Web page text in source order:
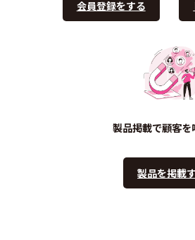
会員登録をする
製品掲載で顧客を
製品を掲載